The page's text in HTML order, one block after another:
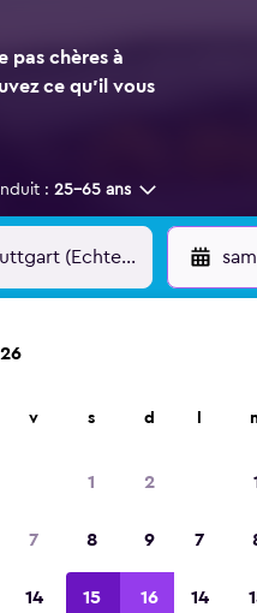
pas chères à
ce qu'il vous
: 25-65 ans
location dans plus de 70 000
v s d
1 2
7 8 9
14 15 16
7
14